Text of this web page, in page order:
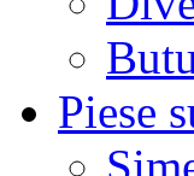
Piese